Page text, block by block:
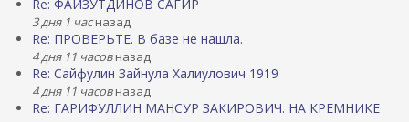
Re: ФАЙЗУТДИНОВ САГИР
3 дня 1 часназад
Re: ПРОВЕРЬТЕ. В базе не нашла.
4 дня 11 часовназад
Re: Сайфулин Зайнула Халиулович 1919
4 дня 11 часовназад
Re: ГАРИФУЛЛИН МАНСУР ЗАКИРОВИЧ. НА КРЕМНИКЕ